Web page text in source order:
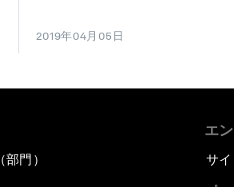
2019年04月05日
門）
エ
サ